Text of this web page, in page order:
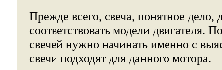
Прежде всего, свеча, понятное дело,
соответствовать модели двигателя.
свечей нужно начинать именно с
свечи подходят для данного мотора.